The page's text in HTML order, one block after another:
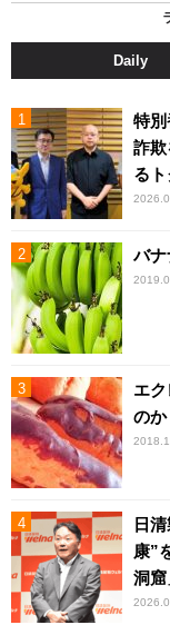
Daily
特
詐
る
バ
エ
のか
日
康”
洞